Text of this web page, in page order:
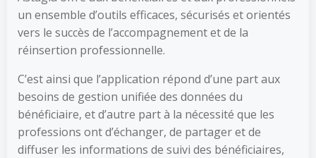
un ensemble d’outils efficaces, sécurisés et orientés
vers le succès de l’accompagnement et de la
réinsertion professionnelle.
C’est ainsi que l’application répond d’une part aux
besoins de gestion unifiée des données du
bénéficiaire, et d’autre part à la nécessité que les
professions ont d’échanger, de partager et de
diffuser les informations de suivi des bénéficiaires,